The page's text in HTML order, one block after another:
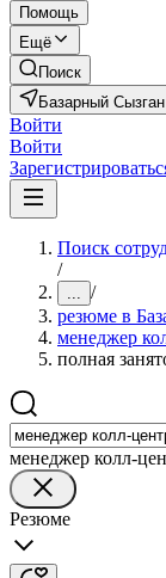
Помощь
Ещё
Поиск
Базарный Сызган
Войти
Войти
Поиск
/
... /
резюме в
менеджер
полная
менеджер колл-
Резюме